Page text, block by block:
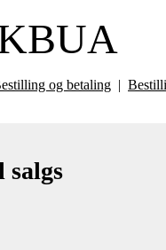
og betaling |